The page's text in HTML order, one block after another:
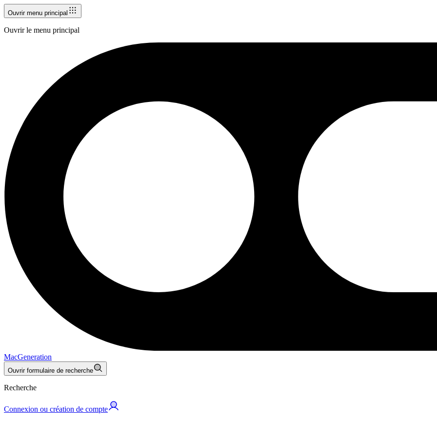
Ouvrir menu principal
Ouvrir le menu principal
MacGeneration
Ouvrir formulaire de recherche
Recherche
Connexion ou création de compte